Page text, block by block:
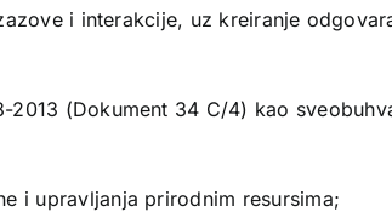
i interakcije, uz kreiranje
(Dokument 34 C/4) kao
i upravljanja prirodnim resursima;